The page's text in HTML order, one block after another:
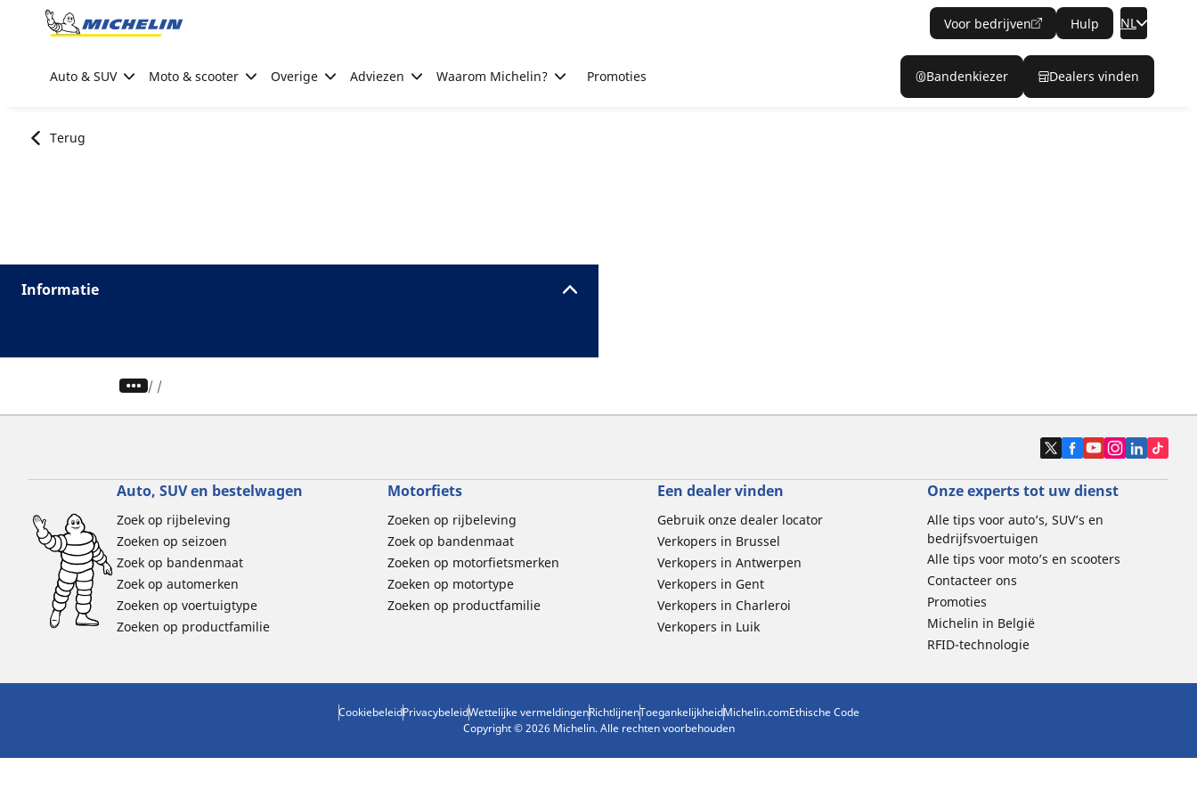
Go to page content
Voor bedrijven Hulp NL
Auto & SUV Moto & scooter Overige Adviezen Waarom Michelin? Promoties Bandenkiezer Dealers vinden
Terug
Informatie
/
Auto, SUV en bestelwagen
Zoek op rijbeleving
Zoeken op seizoen
Zoek op bandenmaat
Zoek op automerken
Zoeken op voertuigtype
Zoeken op productfamilie
Motorfiets
Zoeken op rijbeleving
Zoek op bandenmaat
Zoeken op motorfietsmerken
Zoeken op motortype
Zoeken op productfamilie
Een dealer vinden
Gebruik onze dealer locator
Verkopers in Brussel
Verkopers in Antwerpen
Verkopers in Gent
Verkopers in Charleroi
Verkopers in Luik
Onze experts tot uw dienst
Alle tips voor auto’s, SUV’s en
bedrijfsvoertuigen
Alle tips voor moto’s en scooters
Contacteer ons
Promoties
Michelin in België
RFID-technologie
CookiebeleidPrivacybeleidWettelijke vermeldingenRichtlijnenToegankelijkheidMichelin.comEthische Code
Copyright © 2026 Michelin. Alle rechten voorbehouden